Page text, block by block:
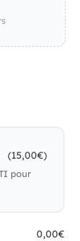
(15,00€)
pour
0,00€